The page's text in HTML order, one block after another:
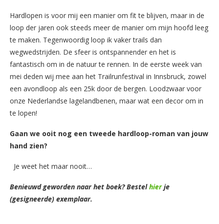
Hardlopen is voor mij een manier om fit te blijven, maar in de
loop der jaren ook steeds meer de manier om mijn hoofd leeg
te maken. Tegenwoordig loop ik vaker trails dan
wegwedstrijden. De sfeer is ontspannender en het is
fantastisch om in de natuur te rennen. In de eerste week van
mei deden wij mee aan het Trailrunfestival in Innsbruck, zowel
een avondloop als een 25k door de bergen. Loodzwaar voor
onze Nederlandse lagelandbenen, maar wat een decor om in
te lopen!
Gaan we ooit nog een tweede hardloop-roman van jouw
hand zien?
Je weet het maar nooit…
Benieuwd geworden naar het boek? Bestelhierje
(gesigneerde) exemplaar.